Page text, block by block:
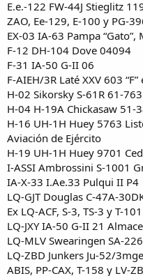
E.e.-122 FW-44J Stieglitz
ZAO, Ee-129, E-100 y PG-
EX-03 IA-63 Pampa “Gato”,
F-12 DH-104 Dove 04094
F-31 IA-50 G-II 06
F-AIEH/3R Laté XXV 603
H-02 Sikorsky S-61R 61-763
H-04 H-19A Chickasaw 51-
H-16 UH-1H Huey 5763
Aviación de Ejército
H-19 UH-1H Huey 9701
I-ASSI Ambrossini S-1001
IA-X-33 I.Ae.33 Pulqui II P4
LQ-GJT Douglas C-47A-
Ex LQ-ACF, S-3, TS-3 y T-
LQ-JXY IA-50 G-II 21
LQ-MLV Swearingen SA-
LQ-ZBD Junkers Ju-52/
ABIS, PP-CAX, T-158 y LV-